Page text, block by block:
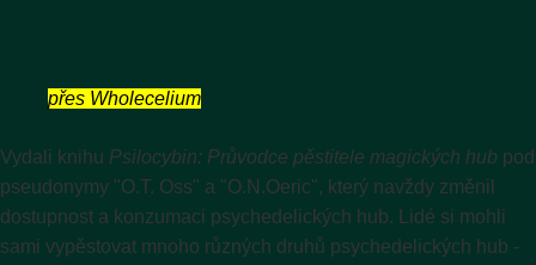
přes Wholecelium
Vydali knihu Psilocybin: Průvodce pěstitele magických hub pod
pseudonymy "O.T. Oss" a "O.N.Oeric", který navždy změnil
dostupnost a konzumaci psychedelických hub. Lidé si mohli
sami vypěstovat mnoho různých druhů psychedelických hub -